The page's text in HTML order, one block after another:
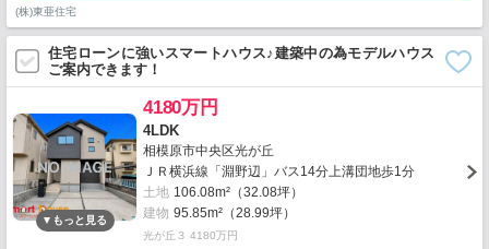
(株)東亜住宅
住宅ローンに強いスマートハウス♪建築中の為モデルハウス
ご案内できます！
4180万円
4LDK
相模原市中央区光が丘
ＪＲ横浜線「淵野辺」バス14分上溝団地歩1分
土地 106.08m²（32.08坪）
建物 95.85m²（28.99坪）
光が丘３ 4180万円